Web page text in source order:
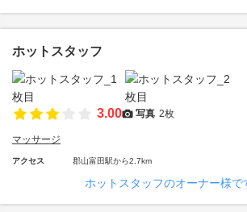
ホットスタッフ
3.00 写真 2枚
マッサージ
アクセス 郡山富田駅から2.7km
ホットスタッフのオーナー様で